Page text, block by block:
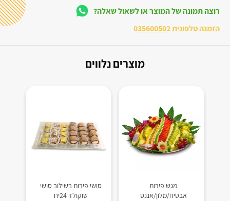
רוצה תמונה של המוצר או לשאול שאלה?
הזמנה טלפונית035600502
מוצרים נלווים
סושי פירות בשילוב סושי
שוקולד 24יח
מגש פירות
אבטיח/מלון/אננס